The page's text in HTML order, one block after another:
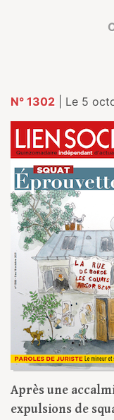
N° 1302 | Le 5
Après une
expulsions de